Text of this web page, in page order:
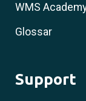
WMS
Glossar
Support